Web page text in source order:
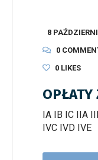
8
0
0 LIKES
OPŁATY
IA IB IC IIA
IVC IVD IVE